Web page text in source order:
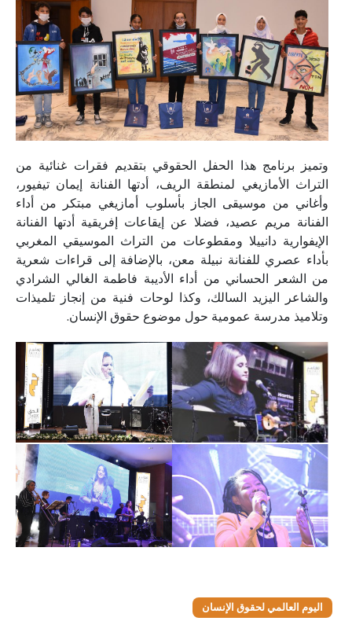
وتميز برنامج هذا الحفل الحقوقي بتقديم فقرات غنائية من
التراث الأمازيغي لمنطقة الريف، أدتها الفنانة إيمان تيفيور،
وأغاني من موسيقى الجاز بأسلوب أمازيغي مبتكر من أداء
الفنانة مريم عصيد، فضلا عن إيقاعات إفريقية أدتها الفنانة
الإيفوارية دانييلا ومقطوعات من التراث الموسيقي المغربي
بأداء عصري للفنانة نبيلة معن، بالإضافة إلى قراءات شعرية
من الشعر الحساني من أداء الأديبة فاطمة الغالي الشرادي
والشاعر اليزيد السالك، وكذا لوحات فنية من إنجاز تلميذات
وتلاميذ مدرسة عمومية حول موضوع حقوق الإنسان.
اليوم العالمي لحقوق الإنسان